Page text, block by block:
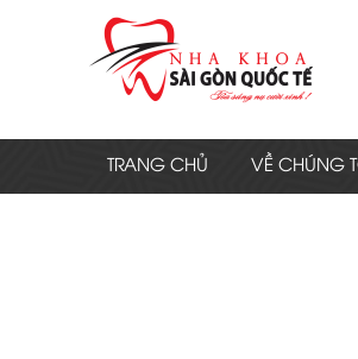
TRANG CHỦ VỀ CHÚNG